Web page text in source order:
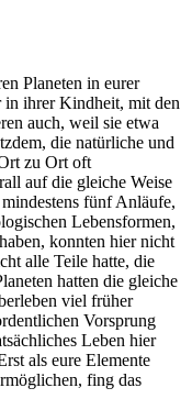
Planeten in eurer
ihrer Kindheit, mit den
auch, weil sie etwa
die natürliche und
zu Ort oft
auf die gleiche Weise
fünf Anläufe,
Lebensformen,
konnten hier nicht
alle Teile hatte, die
hatten die gleiche
viel früher
Vorsprung
Leben hier
als eure Elemente
fing das